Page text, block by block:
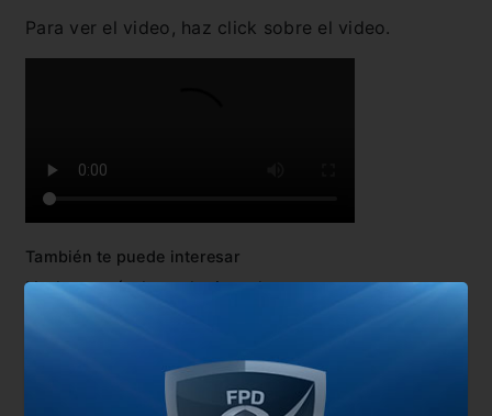
Para ver el video, haz click sobre el video.
También te puede interesar
No hay artículos relacionados.
Dejá tu opinión acá!